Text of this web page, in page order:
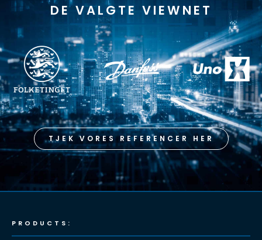
DE VALGTE VIEWNET
TJEK VORES REFERENCER HER
PRODUCTS: